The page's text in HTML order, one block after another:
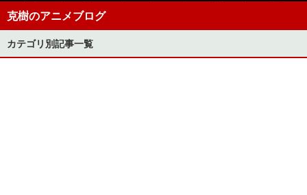
克樹のアニメブログ
カテゴリ別記事一覧